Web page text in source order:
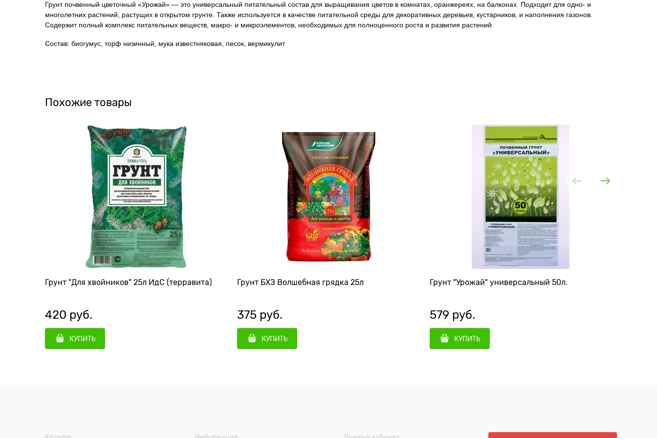
Грунт почвенный цветочный «Урожай» — это универсальный питательный состав для выращивания цветов в комнатах, оранжереях, на балконах. Подходит для одно- и
многолетних растений, растущих в открытом грунте. Также используется в качестве питательной среды для декоративных деревьев, кустарников, и наполнения газонов.
Содержит полный комплекс питательных веществ, макро- и микроэлементов, необходимых для полноценного роста и развития растений.
Состав: биогумус, торф низинный, мука известняковая, песок, вермикулит
Похожие товары
Грунт "Для хвойников" 25л ИдС (терравита)
420 руб.
КУПИТЬ
Грунт БХЗ Волшебная грядка 25л
375 руб.
КУПИТЬ
Грунт "Урожай" универсальный 50л.
579 руб.
КУПИТЬ